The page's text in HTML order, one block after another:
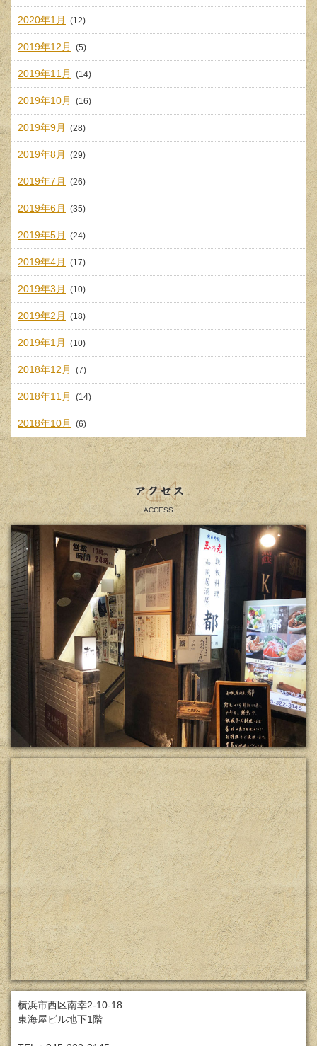
2020年1月 (12)
2019年12月 (5)
2019年11月 (14)
2019年10月 (16)
2019年9月 (28)
2019年8月 (29)
2019年7月 (26)
2019年6月 (35)
2019年5月 (24)
2019年4月 (17)
2019年3月 (10)
2019年2月 (18)
2019年1月 (10)
2018年12月 (7)
2018年11月 (14)
2018年10月 (6)
アクセス
ACCESS
横浜市西区南幸2-10-18
東海屋ビル地下1階